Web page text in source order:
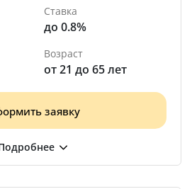
Ставка
до 0.8%
Возраст
от 21 до 65 лет
заявку